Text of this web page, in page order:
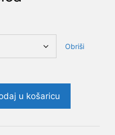
Obriši
u košaricu